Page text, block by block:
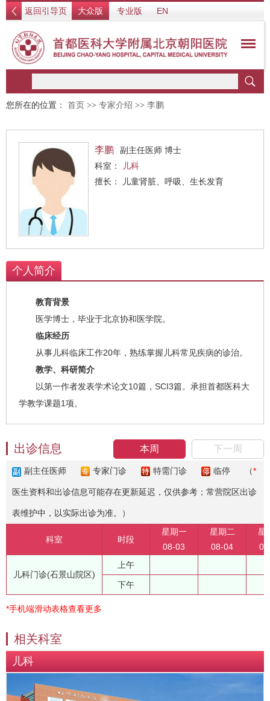
返回引导页 大众版 专业版 EN
您所在的位置： 首页 >> 专家介绍 >> 李鹏
李鹏
副主任医师 博士
科室：
儿科
擅长： 儿童肾脏、呼吸、生长发育
个人简介
教育背景
医学博士，毕业于北京协和医学院。
临床经历
从事儿科临床工作20年，熟练掌握儿科常见疾病的诊治。
教学、科研简介
以第一作者发表学术论文10篇，SCI3篇。承担首都医科大
学教学课题1项。
本周 下一周
出诊信息
副主任医师 专家门诊 特需门诊 临停 （*
医生资料和出诊信息可能存在更新延迟，仅供参考；常营院区出诊
表维护中，以实际出诊为准。）
科室 时段
星期一
08-03
星期二
08-04
星
儿科门诊(石景山院区)
上午
下午
*手机端滑动表格查看更多
相关科室
儿科